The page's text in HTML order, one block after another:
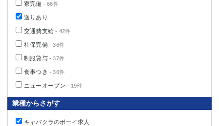
寮完備 - 66件
送りあり
交通費支給 - 42件
社保完備- 36件
制服貸与- 37件
食事つき - 36件
ニューオープン - 19件
業種からさがす
キャバクラのボーイ求人